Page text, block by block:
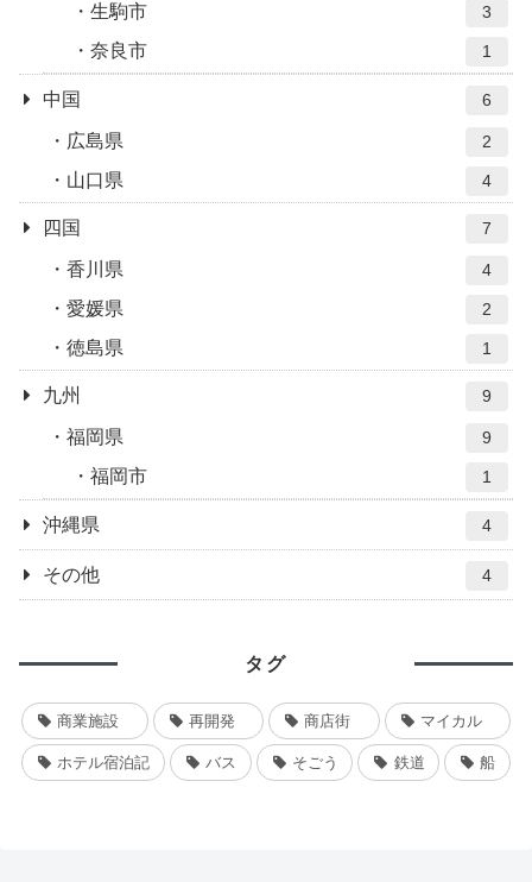
生駒市 3
奈良市 1
中国 6
広島県 2
山口県 4
四国 7
香川県 4
愛媛県 2
徳島県 1
九州 9
福岡県 9
福岡市 1
沖縄県 4
その他 4
タグ
商業施設 再開発 商店街 マイカル
ホテル宿泊記 バス そごう 鉄道 船